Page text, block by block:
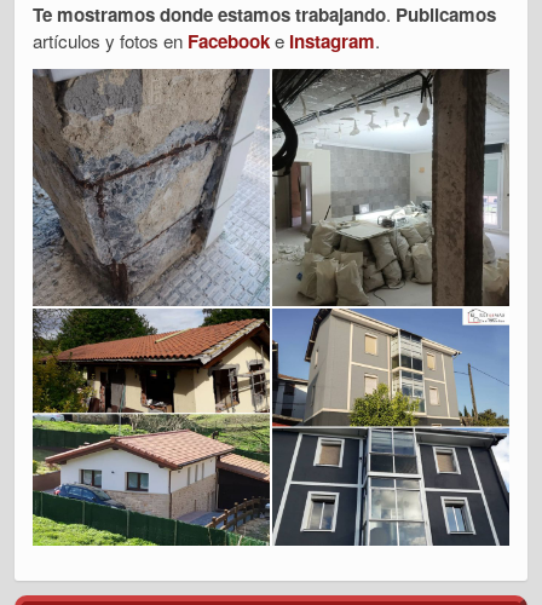
Te mostramos donde estamos trabajando. Publicamos
artículos y fotos en Facebooke Instagram.